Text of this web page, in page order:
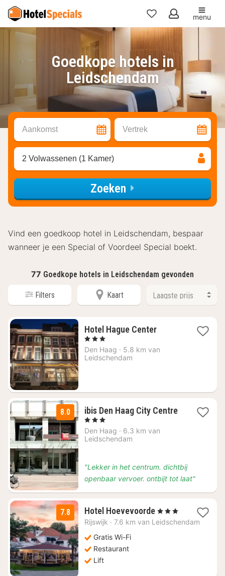
Mijn
favorieten
menu
Goedkope hotels in
Leidschendam
Aankomst Vertrek
2 Volwassenen (1 Kamer)
Zoeken
Vind een goedkoop hotel in Leidschendam, bespaar
wanneer je een Special of Voordeel Special boekt.
77 Goedkope hotels in Leidschendam gevonden
Filters Kaart
Hotel Hague Center1
vanaf
, 3 Sterren
Den Haag · 5.8 km van
Leidschendam
8.0
ibis Den Haag City Centre
1
nacht
vanaf
, 3 Sterren
Den Haag · 6.3 km van
Leidschendam
"Lekker in het centrum. dichtbij
openbaar vervoer. ontbijt tot laat"
7.8 Hotel Hoevevoorde1
nacht
, 3 Sterren
Rijswijk · 7.6 km van Leidschendam
Gratis Wi-Fi
Restaurant
Lift